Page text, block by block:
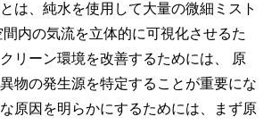
は、純水を使用して大量の微細ミスト
内の気流を立体的に可視化させるた
リーン環境を改善するためには、 原
物の発生源を特定することが重要にな
原因を明らかにするためには、まず原